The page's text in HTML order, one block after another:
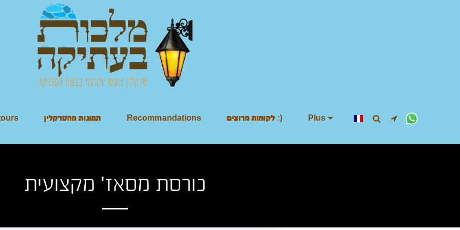
תמונות מהטרקלין Recommandations לקוחות מרוצים :) Plus
כורסת מסאז' מקצועית